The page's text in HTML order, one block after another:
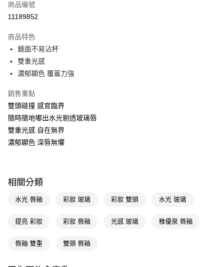
信用卡一次付款
LINE Pay
Apple Pay
悠遊付
Google Pay
便利好安心！
１．簡單：不需註冊會員、不需綁卡、不需儲值。
２．便利：只要手機號碼，簡訊認證，即可結帳。
３．安心：先確認商品／服務後，再付款。
【「AFTEE先享後付」結帳流程】
結帳頁面，進行簡訊認證並確認金額後，即可完成結帳。
２．訂單成立數日內，您將收到繳費通知簡訊。
ATM／網路銀行／等多元方式進行付款，方視為交易完成。
每筆NT$65，滿NT$390(含以上)免運費
付款後全家取貨
商品編號
11189852
商品特色
鏡面不易沾杯
雙重光感
濃郁顯色 覆蓋力強
銷售重點
雙頭碰撞 感官臨界
隨時隨地嘟出水光剔透玻璃唇
雙重光感 自在無界
濃郁顯色 深唇無懼
相關分類
水光 唇釉 彩妝 玻璃 彩妝 雙頭 水光 玻璃
提亮 彩妝 彩妝 唇釉 光感 玻璃 稚優泉 唇釉
唇釉 雙重 雙頭 唇釉